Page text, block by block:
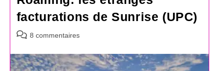
facturations de Sunrise (UPC)
Commentaires
la
publication :
8 commentaires